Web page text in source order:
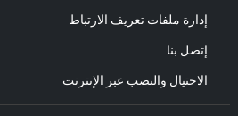
إدارة ملفات تعريف الارتباط
إتصل بنا
الاحتيال والنصب عبر الإنترنت